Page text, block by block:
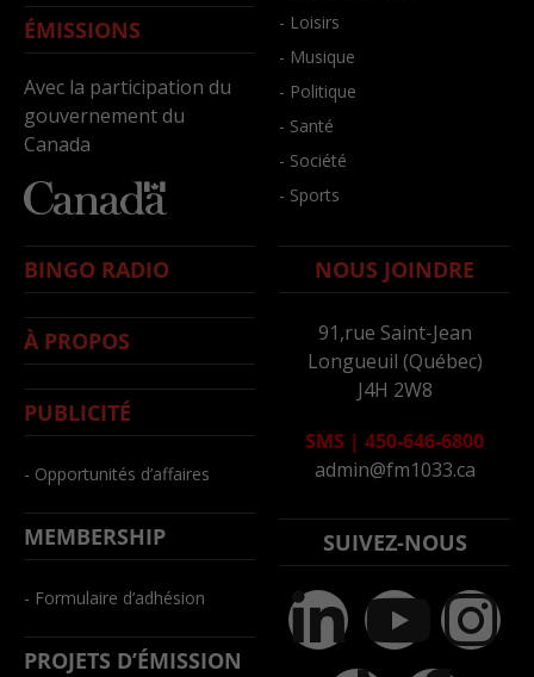
ÉMISSIONS
Avec la participation du
gouvernement du
Canada
- Loisirs
- Musique
- Politique
- Santé
- Société
- Sports
BINGO RADIO
À PROPOS
PUBLICITÉ
- Opportunités d’affaires
MEMBERSHIP
- Formulaire d’adhésion
PROJETS D’ÉMISSION
NOUS JOINDRE
91,rue Saint-Jean
Longueuil (Québec)
J4H 2W8
SMS | 450-646-6800
admin@fm1033.ca
SUIVEZ-NOUS